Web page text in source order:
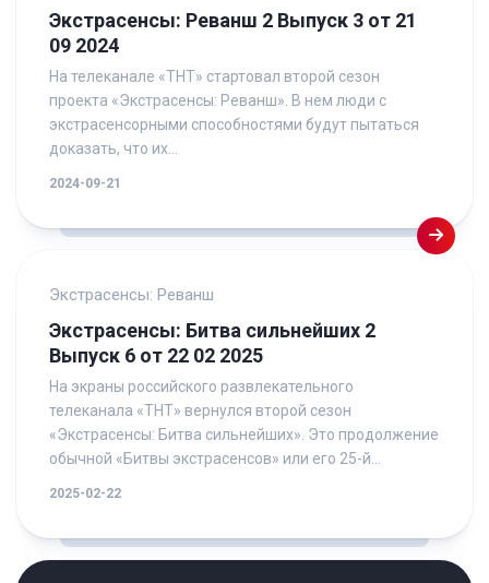
Экстрасенсы: Реванш 2 Выпуск 3 от 21
09 2024
На телеканале «ТНТ» стартовал второй сезон
проекта «Экстрасенсы: Реванш». В нем люди с
экстрасенсорными способностями будут пытаться
доказать, что их...
2024-09-21
Экстрасенсы: Реванш
Экстрасенсы: Битва сильнейших 2
Выпуск 6 от 22 02 2025
На экраны российского развлекательного
телеканала «ТНТ» вернулся второй сезон
«Экстрасенсы: Битва сильнейших». Это продолжение
обычной «Битвы экстрасенсов» или его 25-й...
2025-02-22